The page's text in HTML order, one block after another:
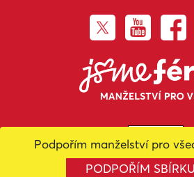
Toto dílo podléhá licenciCreative
Neužívejte komerčně-Nezpracovávejte
Podpořím manželství pro
PODPOŘÍM SBÍRKU